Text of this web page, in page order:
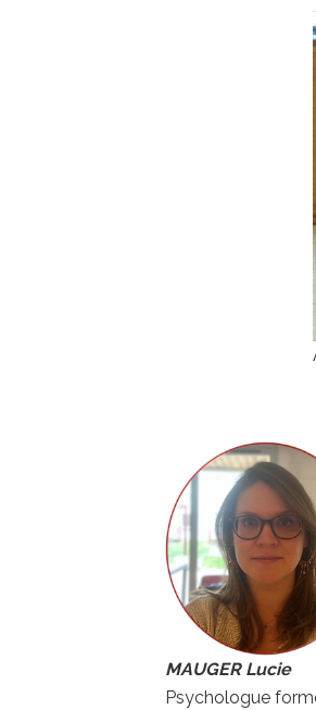
MAUGER Lucie
Psychologue